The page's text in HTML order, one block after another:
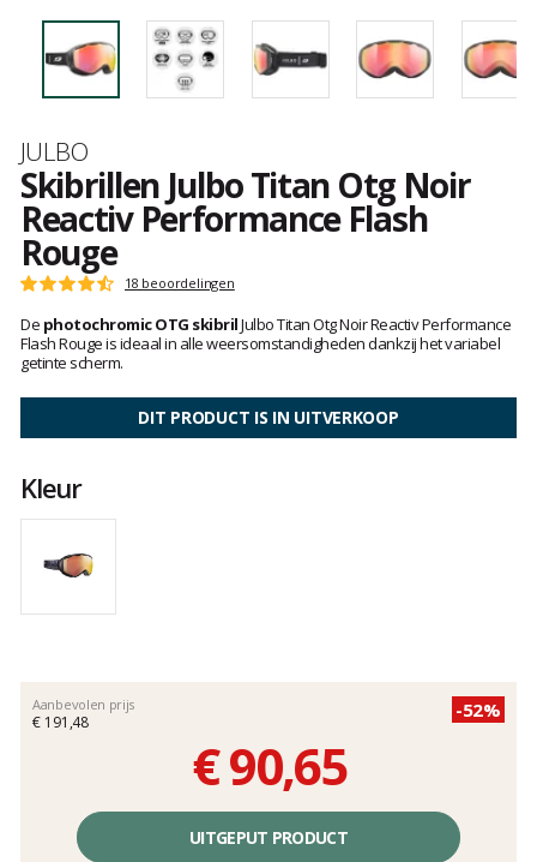
Merk
JULBO
Skibrillen Julbo Titan Otg Noir
Reactiv Performance Flash
Rouge
Het
van
klanten
Score
:
4.6
op
5
18 beoordelingen
De photochromic OTG skibrilJulbo Titan Otg Noir Reactiv Performance
Flash Rouge is ideaal in alle weersomstandigheden dankzij het variabel
getinte scherm.
DIT PRODUCT IS IN UITVERKOOP
Kleur
Aanbevolen prijs
€ 191,48
-52%
€ 90,65
Éénheidsprijs,
UITGEPUT PRODUCT